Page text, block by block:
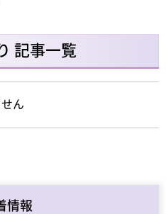
記事一覧
ん
情報